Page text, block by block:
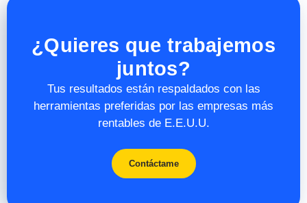
¿Quieres que trabajemos
juntos?
Tus resultados están respaldados con las
herramientas preferidas por las empresas más
rentables de E.E.U.U.
Contáctame